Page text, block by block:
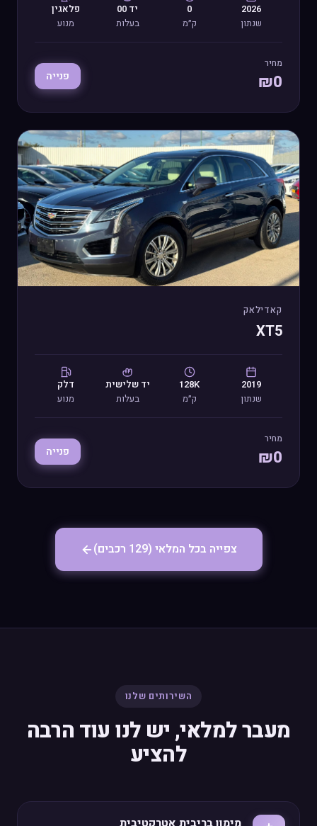
2026
שנתון
0
ק״מ
יד 00
בעלות
פלאגין
מנוע
מחיר
₪0 פנייה
קאדילאק
XT5
2019
שנתון
128K
ק״מ
ידשלישית
בעלות
דלק
מנוע
מחיר
₪0 פנייה
צפייה בכל המלאי (129 רכבים)
השירותים שלנו
מעבר למלאי, יש לנו עוד הרבה
להציע